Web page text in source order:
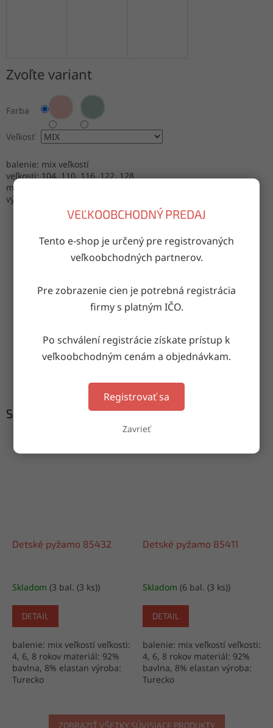
VEĽKOOBCHODNÝ PREDAJ
Tento e-shop je určený pre registrovaných
veľkoobchodných partnerov.
Pre zobrazenie cien je potrebná registrácia
firmy s platným IČO.
Po schválení registrácie získate prístup k
veľkoobchodným cenám a objednávkam.
Registrovať sa
Zavrieť
Zvoľte variant
Farba
Veľkosť
balenie: mix veľkostí
veľkosti: 104, 110, 116, 122, 128
materiál: 100% bavlna
výroba: Turecko
ZDIEĽAŤ
Doručenie do druhého dňa
Garancia doručenia
Súvisiaci tovar
Detské pyžamo 85432
Skladom (3 bal. (3 ks))
DETAIL
balenie: mix veľkostí veľkosti:
4, 6, 8 rokov materiál: 92%
bavlna, 8% elastan výroba:
Turecko
Detské pyžamo 85411
Skladom (6 bal. (3 ks))
DETAIL
balenie: mix veľkostí veľkosti:
4, 6, 8 rokov materiál: 92%
bavlna, 8% elastan výroba:
Turecko
ZOBRAZIŤ VŠETKY SÚVISIACE PRODUKTY